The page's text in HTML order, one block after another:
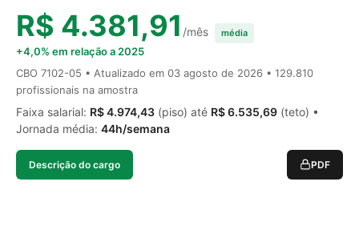
R$ 4.381,91 /mês média
+4,0% em relação a 2025
CBO 7102-05 • Atualizado em 03 agosto de 2026 • 129.810
profissionais na amostra
Faixa salarial: R$ 4.974,43 (piso) até R$ 6.535,69 (teto) •
Jornada média: 44h/semana
Descrição do cargo PDF